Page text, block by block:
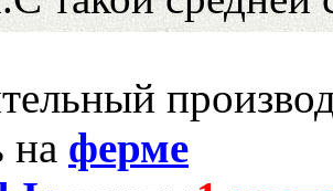
на ферме